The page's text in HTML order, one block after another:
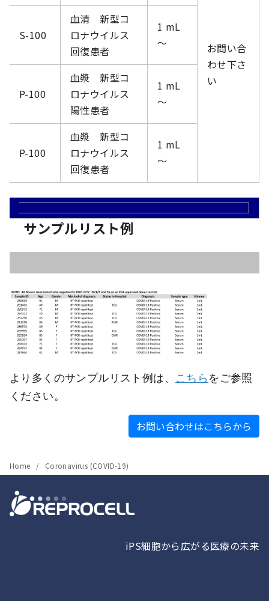
お問い合
わせ下さ
い
S-100
血清 新型コ
ロナウイルス
回復患者
1 mL
～
P-100
血漿 新型コ
ロナウイルス
陽性患者
1 mL
～
P-100
血漿 新型コ
ロナウイルス
回復患者
1 mL
～
サンプルリスト例
より多くのサンプルリスト例は、 こちら をご参照
ください。
お問い合わせはこちらから
Home Coronavirus (COVID-19)
iPS細胞から広がる医療の未来